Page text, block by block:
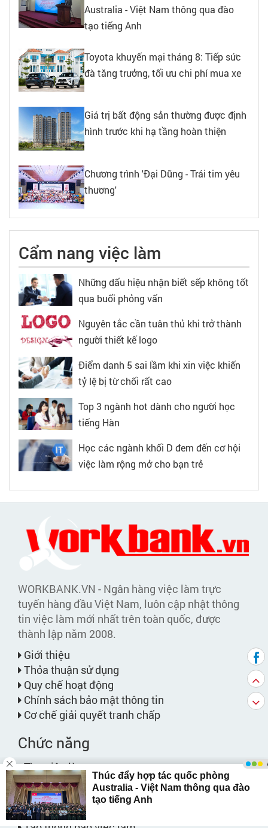
Australia - Việt Nam thông qua đào
tạo tiếng Anh
Toyota khuyến mại tháng 8: Tiếp sức
đà tăng trưởng, tối ưu chi phí mua xe
Giá trị bất động sản thường được định
hình trước khi hạ tầng hoàn thiện
Chương trình 'Đại Dũng - Trái tim yêu
thương'
Cẩm nang việc làm
Những dấu hiệu nhận biết sếp không tốt
qua buổi phỏng vấn
Nguyên tắc cần tuân thủ khi trở thành
người thiết kế logo
Điểm danh 5 sai lầm khi xin việc khiến
tỷ lệ bị từ chối rất cao
Top 3 ngành hot dành cho người học
tiếng Hàn
Học các ngành khối D đem đến cơ hội
việc làm rộng mở cho bạn trẻ
WORKBANK.VN - Ngân hàng việc làm trực
tuyến hàng đầu Việt Nam, luôn cập nhật thông
tin việc làm mới nhất trên toàn quốc, được
thành lập năm 2008.
Giới thiệu
Thỏa thuận sử dụng
Quy chế hoạt động
Chính sách bảo mật thông tin
Cơ chế giải quyết tranh chấp
Chức năng
Tìm việc làm
Tạo hồ sơ ứng tuyển
Quản lý hồ sơ ứng tuyển
Cẩm nang việc làm